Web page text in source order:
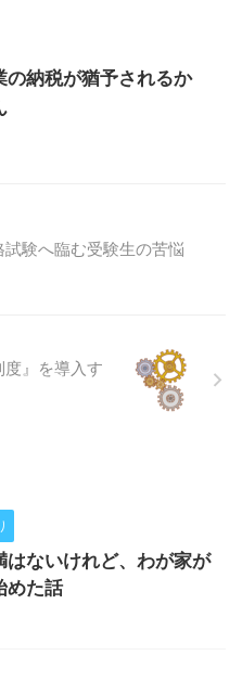
の納税が猶予されるか
試験へ臨む受験生の苦悩
度』を導入す
はないけれど、わが家が
めた話